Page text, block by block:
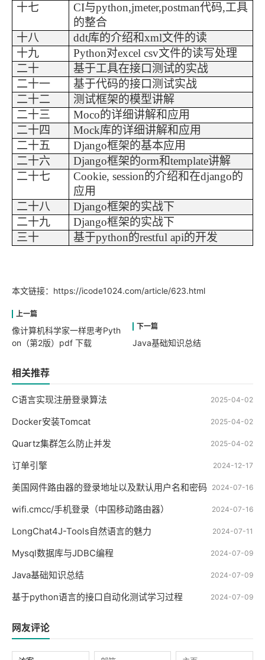
十七
CI与python,jmeter,postman代码,工具
的整合
十八
ddt库的介绍和xml文件的读
十九
Python对excel csv文件的读写处理
二十
基于工具在接口测试的实战
二十一
基于代码的接口测试实战
二十二
测试框架的模型讲解
二十三
Moco的详细讲解和应用
二十四
Mock库的详细讲解和应用
二十五
Django框架的基本应用
二十六
Django框架的orm和template讲解
二十七
Cookie, session的介绍和在django的
应用
二十八
Django框架的实战下
二十九
Django框架的实战下
三十
基于python的restful api的开发
本文链接： https://icode1024.com/article/623.html
像计算机科学家一样思考Pyth
on（第2版）pdf 下载
Java基础知识总结
相关推荐
2025-04-02
C语言实现注册登录算法
2025-04-02
Docker安装Tomcat
2025-04-02
Quartz集群怎么防止并发
2024-12-17
订单引擎
2024-07-16
美国网件路由器的登录地址以及默认用户名和密码
2024-07-16
wifi.cmcc/手机登录（中国移动路由器）
2024-07-11
LongChat4J-Tools自然语言的魅力
2024-07-09
Mysql数据库与JDBC编程
2024-07-09
Java基础知识总结
2024-07-09
基于python语言的接口自动化测试学习过程
网友评论